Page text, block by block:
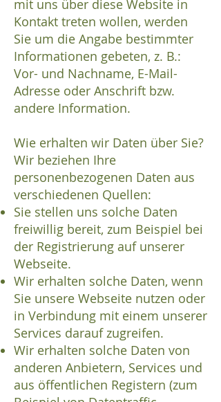
mit uns über diese Website in
Kontakt treten wollen, werden
Sie um die Angabe bestimmter
Informationen gebeten, z. B.:
Vor- und Nachname, E-Mail-
Adresse oder Anschrift bzw.
andere Information.
Wie erhalten wir Daten über Sie?
Wir beziehen Ihre
personenbezogenen Daten aus
verschiedenen Quellen:
Sie stellen uns solche Daten
freiwillig bereit, zum Beispiel bei
der Registrierung auf unserer
Webseite.
Wir erhalten solche Daten, wenn
Sie unsere Webseite nutzen oder
in Verbindung mit einem unserer
Services darauf zugreifen.
Wir erhalten solche Daten von
anderen Anbietern, Services und
aus öffentlichen Registern (zum